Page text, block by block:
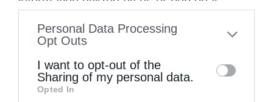
to your opt-out. You may separately opt-out
information by third parties on the IAB’s list
of downstream participants. This
Personal Data Processing
Opt Outs
I want to opt-out of the
Sharing of my personal data.
Opted In
Ψαλίδι στη γλώσσα